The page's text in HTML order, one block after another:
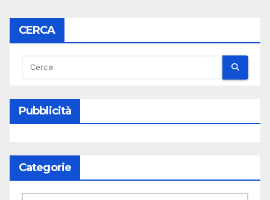
CERCA
Pubblicità
Categorie